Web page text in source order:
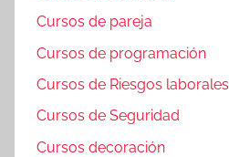
Cursos de pareja
Cursos de programación
Cursos de Riesgos laborales
Cursos de Seguridad
Cursos decoración